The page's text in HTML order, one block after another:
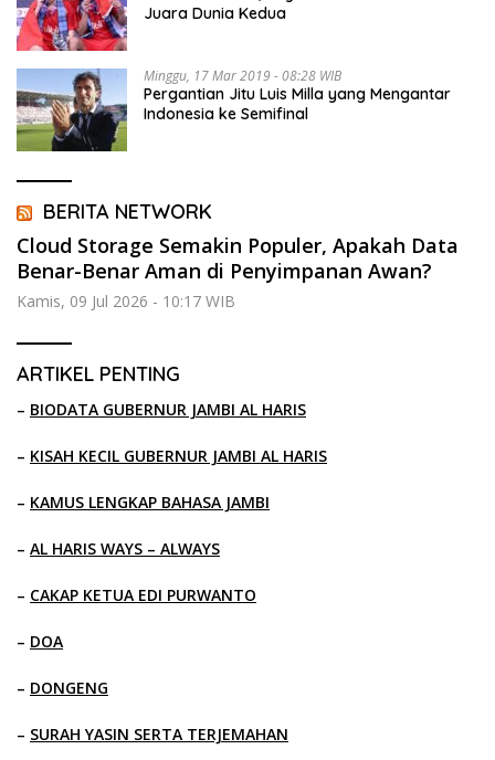
Juara Dunia Kedua
Minggu, 17 Mar 2019 - 08:28 WIB
Pergantian Jitu Luis Milla yang Mengantar
Indonesia ke Semifinal
BERITA NETWORK
Cloud Storage Semakin Populer, Apakah Data
Benar-Benar Aman di Penyimpanan Awan?
Kamis, 09 Jul 2026 - 10:17 WIB
ARTIKEL PENTING
– BIODATA GUBERNUR JAMBI AL HARIS
– KISAH KECIL GUBERNUR JAMBI AL HARIS
– KAMUS LENGKAP BAHASA JAMBI
– AL HARIS WAYS – ALWAYS
– CAKAP KETUA EDI PURWANTO
– DOA
– DONGENG
– SURAH YASIN SERTA TERJEMAHAN